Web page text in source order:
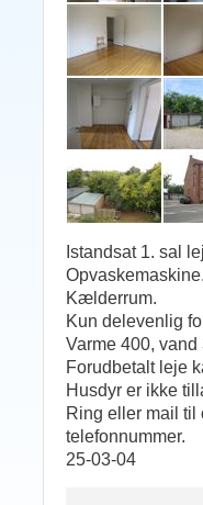
Istandsat 1. sal
Opvaskemaskine.
Kælderrum.
Kun delevenlig
Varme 400, vand
Forudbetalt leje
Husdyr er ikke
Ring eller mail
telefonnummer.
25-03-04